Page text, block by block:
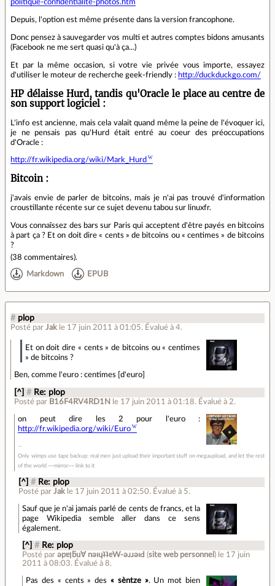
politique-confidentialite-photos.htm
Depuis, l'option est même présente dans la version francophone.
Donc pensez à sauvegarder vos multi et autres comptes bidons amusants
(Facebook ne me sert quasi qu'à ça...)
Et par la même occasion, si votre vie privée vous importe, essayez
d'utiliser le moteur de recherche geek-friendly : http://duckduckgo.com/
HP délaisse Hurd, tandis qu'Oracle le place au centre de
son support logiciel :
L'info est ancienne, mais cela valait quand même la peine de l'évoquer ici,
je ne pensais pas qu'Hurd était entré au coeur des préoccupations
d'Oracle :
http://fr.wikipedia.org/wiki/Mark_Hurd
Bitcoin :
j'avais envie de parler de bitcoins, mais je n'ai pas trouvé d'information
croustillante récente sur ce sujet devenu tabou sur linuxfr.
Vous connaîssez des bars sur Paris qui acceptent d'être payés en bitcoins
à part ça ? Et on doit dire « cents » de bitcoins ou « centimes » de bitcoins
?
(38 commentaires).
Markdown EPUB
# plop
Posté par Jak le 17 juin 2011 à 01:05. Évalué à 4.
Et on doit dire « cents » de bitcoins ou « centimes
» de bitcoins ?
Ben, comme l'euro : centimes [d'euro]
[^] # Re: plop
Posté par B16F4RV4RD1N le 17 juin 2011 à 01:18. Évalué à 2.
on peut dire les 2 pour l'euro :
http://fr.wikipedia.org/wiki/Euro
Only wimps use tape backup: real men just upload their important stuff on megaupload, and let the rest
of the world ~~mirror~~ link to it
[^] # Re: plop
Posté par Jak le 17 juin 2011 à 02:50. Évalué à 5.
Sauf que je n'ai jamais parlé de cents de francs, et la
page Wikipedia semble aller dans ce sens
également.
[^] # Re: plop
Posté par ǝpɐןƃu∀ nǝıɥʇʇɐW-ǝɹɹǝıԀ (site web personnel ) le 17 juin
2011 à 08:03. Évalué à8.
Pas des « cents » des « sèntze ». Un mot bien